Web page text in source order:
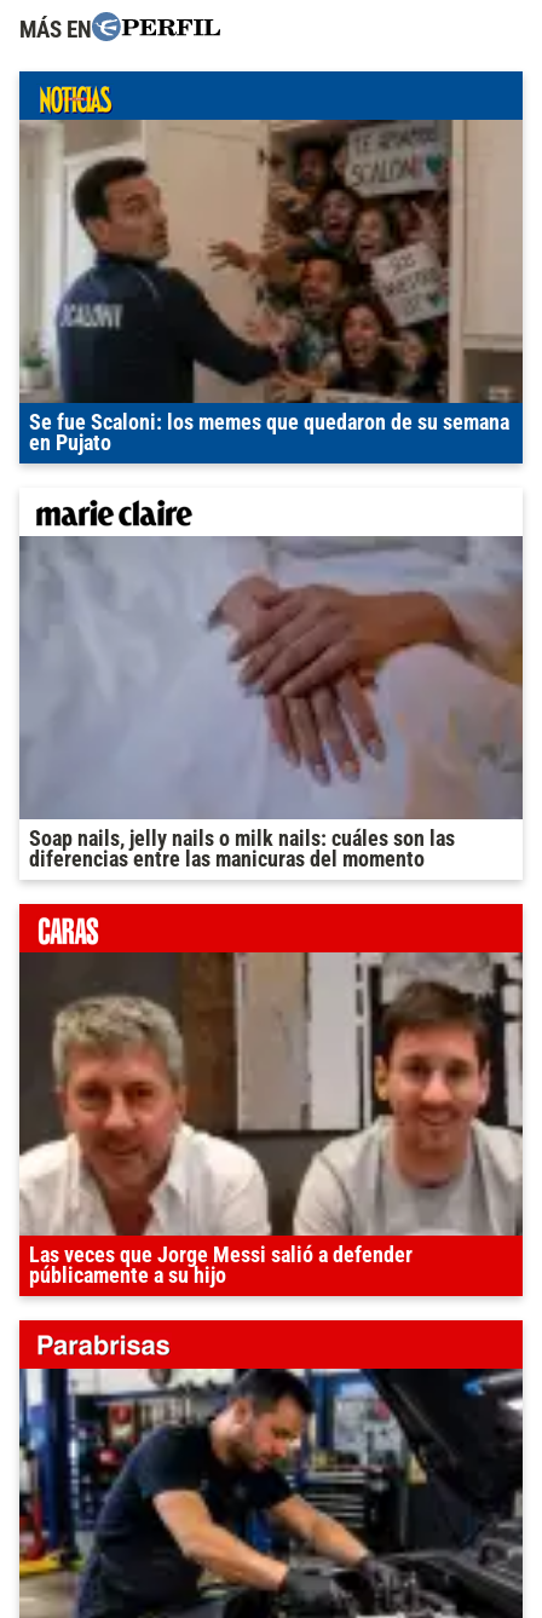
MÁS EN
Se fue Scaloni: los memes que quedaron de su semana
en Pujato
Soap nails, jelly nails o milk nails: cuáles son las
diferencias entre las manicuras del momento
Las veces que Jorge Messi salió a defender
públicamente a su hijo